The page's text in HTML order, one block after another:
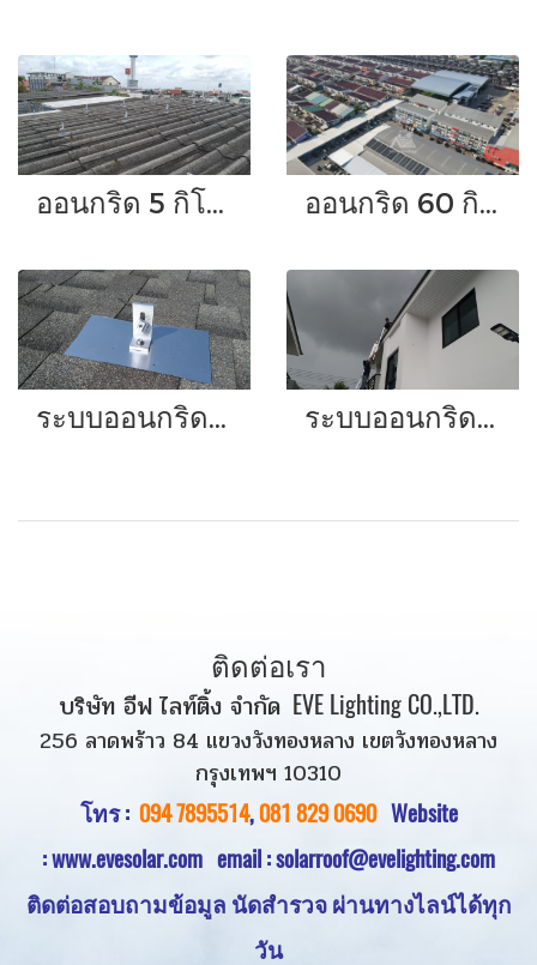
ออนกริด 5 กิโลวัตต์ ออนกริด 60 กิโลวัตต์
ระบบออนกริดขนาด 5 กิโลวัตต์ 3 เฟส ระบบออนกริดขนาด3กิโลวัตต์
ติดต่อเรา
บริษัท อีฟ ไลท์ติ้ง จำกัด EVE Lighting CO.,LTD.
256 ลาดพร้าว 84 แขวงวังทองหลาง เขตวังทองหลาง
กรุงเทพฯ 10310
โทร : 094 7895514,081 829 0690Website
:www.evesolar.com email : solarroof@evelighting.com
ติดต่อสอบถามข้อมูล นัดสำรวจผ่านทางไลน์ได้ทุก
วัน